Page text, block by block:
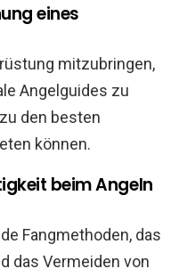
eines
mitzubringen,
Angelguides zu
den besten
können.
beim Angeln
Fangmethoden, das
das Vermeiden von